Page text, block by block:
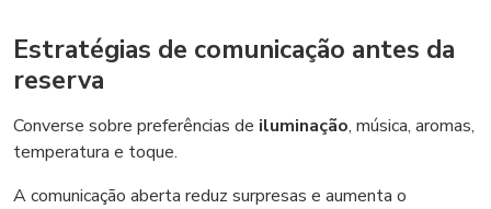
Estratégias de comunicação antes da
reserva
Converse sobre preferências de iluminação, música, aromas,
temperatura e toque.
A comunicação aberta reduz surpresas e aumenta o